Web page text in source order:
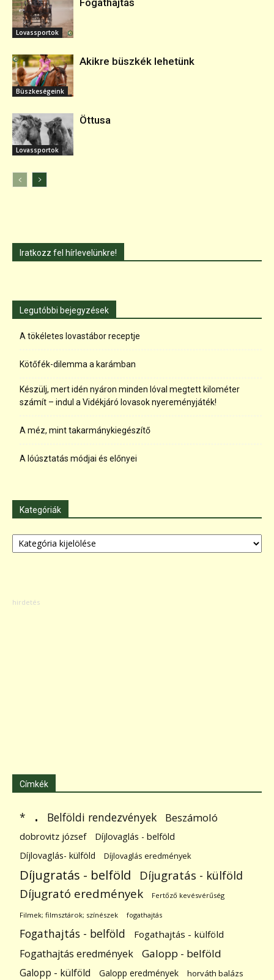
Lovassportok
Büszkeségeink
Akikre büszkék lehetünk
Lovassportok
Öttusa
Iratkozz fel hírlevelünkre!
Legutóbbi bejegyzések
A tökéletes lovastábor receptje
Kötőfék-dilemma a karámban
Készülj, mert idén nyáron minden lóval megtett kilométer
számít – indul a Vidékjáró lovasok nyereményjáték!
A méz, mint takarmánykiegészítő
A lóúsztatás módjai és előnyei
Kategóriák
Kategóriák
Címkék
* . Belföldi rendezvények Beszámoló
dobrovitz józsef
Díjlovaglás - belföld
Díjlovaglás- külföld
Díjlovaglás eredmények
Díjugratás - belföld Díjugratás - külföld
Díjugrató eredmények Fertőző kevésvérűség
Filmek; filmsztárok; színészek fogathajtás
Fogathajtás - belföld Fogathajtás - külföld
Fogathajtás eredmények Galopp - belföld
Galopp - külföld Galopp eredmények horváth balázs